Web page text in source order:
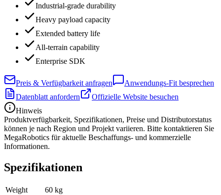
Industrial-grade durability
Heavy payload capacity
Extended battery life
All-terrain capability
Enterprise SDK
Preis & Verfügbarkeit anfragen
Anwendungs-Fit besprechen
Datenblatt anfordern
Offizielle Website besuchen
Hinweis
Produktverfügbarkeit, Spezifikationen, Preise und Distributorstatus
können je nach Region und Projekt variieren. Bitte kontaktieren Sie
MegaRobotics für aktuelle Beschaffungs- und kommerzielle
Informationen.
Spezifikationen
Weight
60 kg